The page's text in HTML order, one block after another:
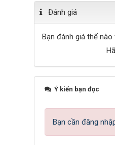
Đánh giá
Bạn đánh giá thế nào
Ý kiến bạn đọc
Bạn cần đăng